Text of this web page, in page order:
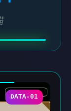
DATA-01